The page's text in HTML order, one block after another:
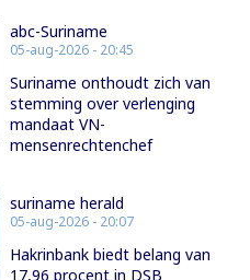
abc-Suriname
05-aug-2026 - 20:45
Suriname onthoudt zich van
stemming over verlenging
mandaat VN-
mensenrechtenchef
suriname herald
05-aug-2026 - 20:07
Hakrinbank biedt belang van
17,96 procent in DSB